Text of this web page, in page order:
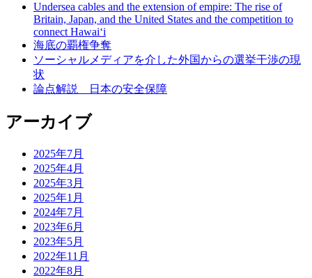
Undersea cables and the extension of empire: The rise of
Britain, Japan, and the United States and the competition to
connect Hawai‘i
海底の覇権争奪
ソーシャルメディアを介した外国からの選挙干渉の現
状
論点解説 日本の安全保障
アーカイブ
2025年7月
2025年4月
2025年3月
2025年1月
2024年7月
2023年6月
2023年5月
2022年11月
2022年8月